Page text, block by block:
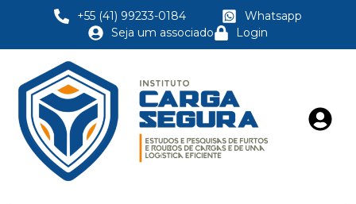
+55 (41) 99233-0184
Whatsapp
Seja um associado
Login